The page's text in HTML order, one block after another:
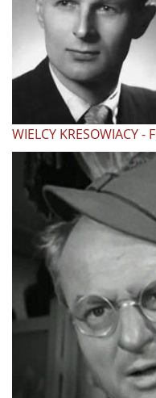
WIELCY KRESOWIACY -